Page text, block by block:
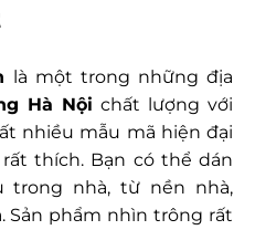
là một trong những địa
Hà Nội chất lượng với
nhiều mẫu mã hiện đại
thích. Bạn có thể dán
trong nhà, từ nền nhà,
Sản phẩm nhìn trông rất